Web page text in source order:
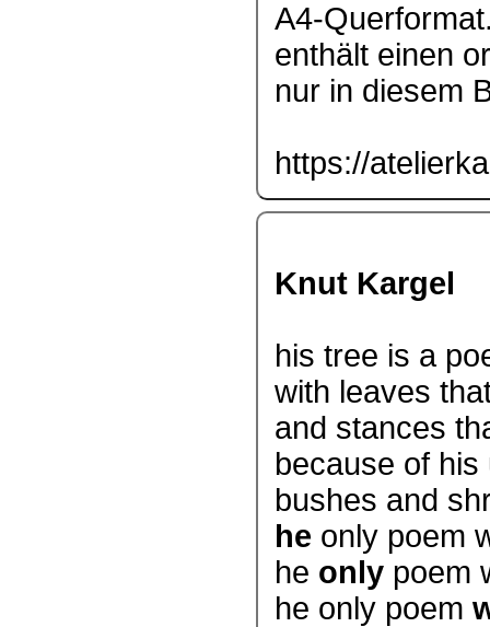
A4-
enthält einen
nur in diesem
https://
Knut Kargel
his tree is a
with leaves
and stances
because of
bushes and
he only poem
he onlypoem
he only poem